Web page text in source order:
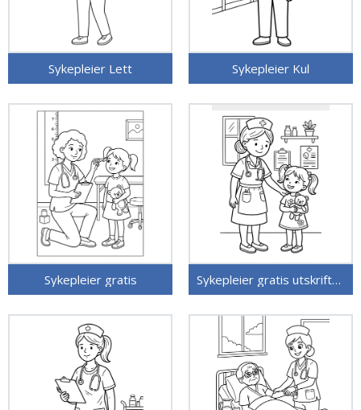
Sykepleier Lett Sykepleier Kul
Sykepleier gratis Sykepleier gratis utskriftbar